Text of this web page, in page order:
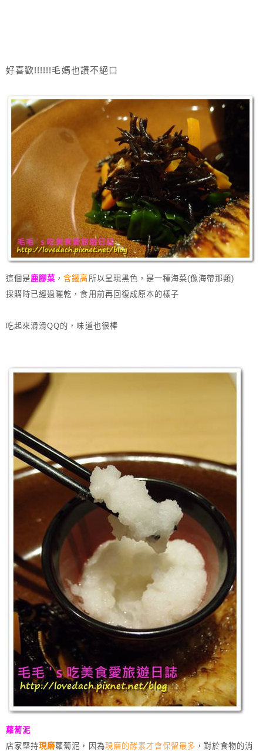
好喜歡!!!!!!毛媽也讚不絕口
這個是鹿腳菜 ，含鐵高 所以呈現黑色，是一種海菜(像海帶那類)
採購時已經過曬乾，食用前再回復成原本的樣子
吃起來滑滑QQ的，味道也很棒
蘿蔔泥
店家堅持現磨蘿蔔泥，因為現磨的酵素才會保留最多 ，對於食物的消